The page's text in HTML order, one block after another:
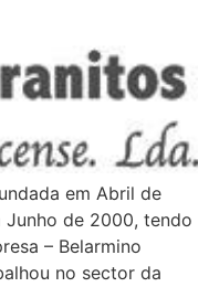
em Abril de
Junho de 2000, tendo
– Belarmino
no sector da